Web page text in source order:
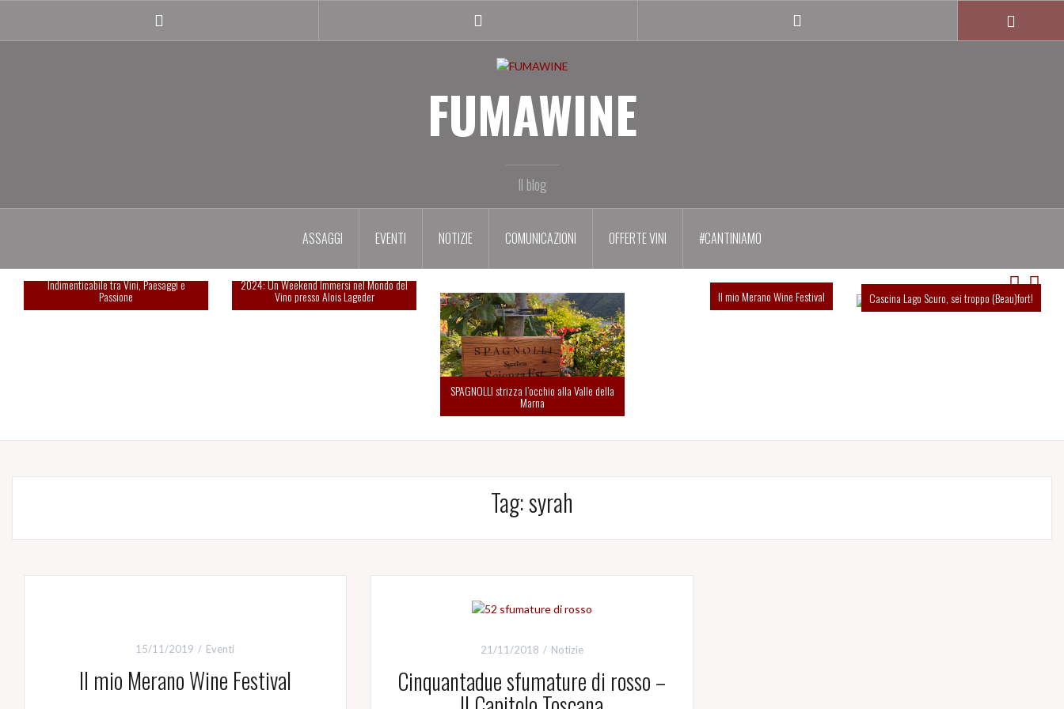
contenuto
profile
profile
profile
FUMAWINE
Il blog
ASSAGGI EVENTI NOTIZIE COMUNICAZIONI OFFERTE VINI #CANTINIAMO
Summa 2025: Una Giornata
Indimenticabile tra Vini, Paesaggi e
Passione
Esperienza indimenticabile al SUMMA
2024: Un Weekend Immersi nel Mondo del
Vino presso Alois Lageder
SPAGNOLLI strizza l’occhio alla Valle della
Marna
Il mio Merano Wine Festival Cascina Lago Scuro, sei troppo (Beau)fort!
Tag:syrah
15/11/2019 Eventi
Il mio Merano Wine Festival
21/11/2018 Notizie
Cinquantadue sfumature di rosso –